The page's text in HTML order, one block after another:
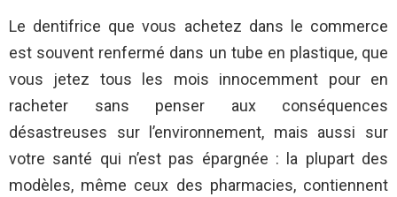
Le dentifrice que vous achetez dans le commerce
est souvent renfermé dans un tube en plastique, que
vous jetez tous les mois innocemment pour en
racheter sans penser aux conséquences
désastreuses sur l’environnement, mais aussi sur
votre santé qui n’est pas épargnée : la plupart des
modèles, même ceux des pharmacies, contiennent